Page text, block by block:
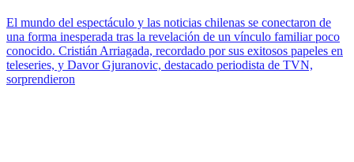
El mundo del espectáculo y las noticias chilenas se conectaron de
una forma inesperada tras la revelación de un vínculo familiar poco
conocido. Cristián Arriagada, recordado por sus exitosos papeles en
teleseries, y Davor Gjuranovic, destacado periodista de TVN,
sorprendieron